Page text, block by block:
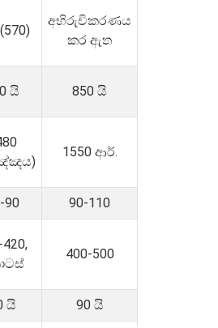
අභිරුචිකරණය
කර ඇත
යි 850 යි
1550 ආර්.
90 90-110
400-500
යි 90 යි